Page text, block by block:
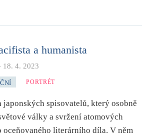
a humanista
18. 4. 2023
PORTRÉT
japonských spisovatelů, který osobně
války a svržení atomových
oceňovaného literárního díla. V něm